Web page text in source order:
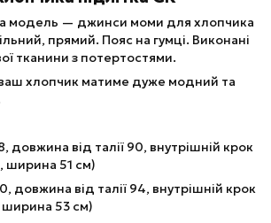
модель — джинси моми для хлопчика
прямий. Пояс на гумці. Виконані
тканини з потертостями.
хлопчик матиме дуже модний та
довжина від талії 90, внутрішній крок
ширина 51 см)
довжина від талії 94, внутрішній крок
ширина 53 см)